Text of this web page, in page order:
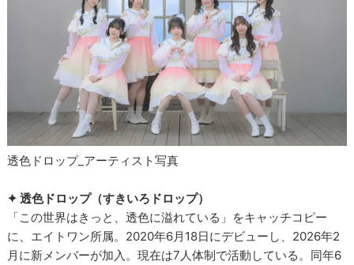
透色ドロップ_アーティスト写真
✦ 透色ドロップ（すきいろドロップ）
「この世界はきっと、透色に溢れている」をキャッチコピー
に、エイトワン所属。2020年6月18日にデビューし、2026年2
月に新メンバーが加入。現在は7人体制で活動している。同年6